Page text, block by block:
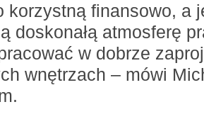
korzystną finansowo, a
doskonałą atmosferę
w dobrze
wnętrzach – mówi